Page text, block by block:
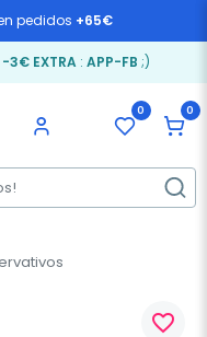
pedidos +65€
-3€ EXTRA: APP-FB ;)
0 0
favorite_border